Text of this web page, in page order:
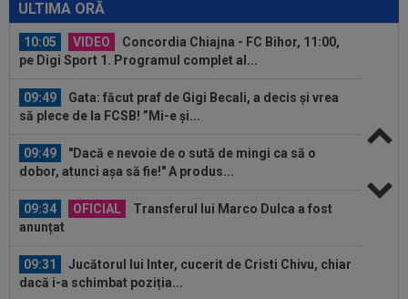
ULTIMA ORĂ
găsit înlocuitor, după ce Rodri a...
10:05 VIDEO
Concordia Chiajna - FC Bihor, 11:00,
pe Digi Sport 1. Programul complet al...
09:49
Gata: făcut praf de Gigi Becali, a decis și vrea
să plece de la FCSB! ”Mi-e și...
09:49
"Dacă e nevoie de o sută de mingi ca să o
dobor, atunci așa să fie!" A produs...
09:34 OFICIAL
Transferul lui Marco Dulca a fost
anunțat
09:31
Jucătorul lui Inter, cucerit de Cristi Chivu, chiar
dacă i-a schimbat poziția...